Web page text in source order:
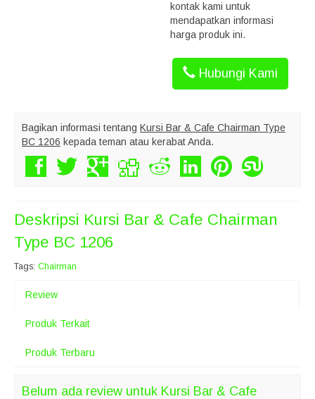
kontak kami untuk
mendapatkan informasi
harga produk ini.
Hubungi Kami
Bagikan informasi tentang Kursi Bar & Cafe Chairman Type
BC 1206 kepada teman atau kerabat Anda.
Deskripsi Kursi Bar & Cafe Chairman
Type BC 1206
Tags: Chairman
Review
Produk Terkait
Produk Terbaru
Belum ada review untuk Kursi Bar & Cafe